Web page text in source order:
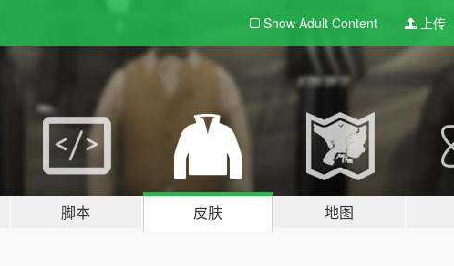
Show Adult Content 上传
脚本 皮肤 地图